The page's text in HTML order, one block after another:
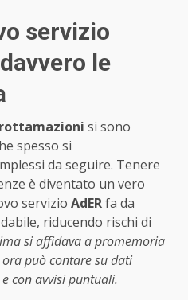
servizio
le
rottamazioni si sono
spesso si
da seguire. Tenere
è diventato un vero
servizio AdERfa da
riducendo rischi di
si affidava a promemoria
può contare su dati
con avvisi puntuali.